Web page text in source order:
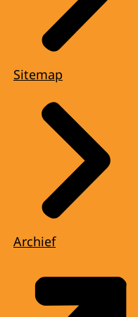
Sitemap
Archief